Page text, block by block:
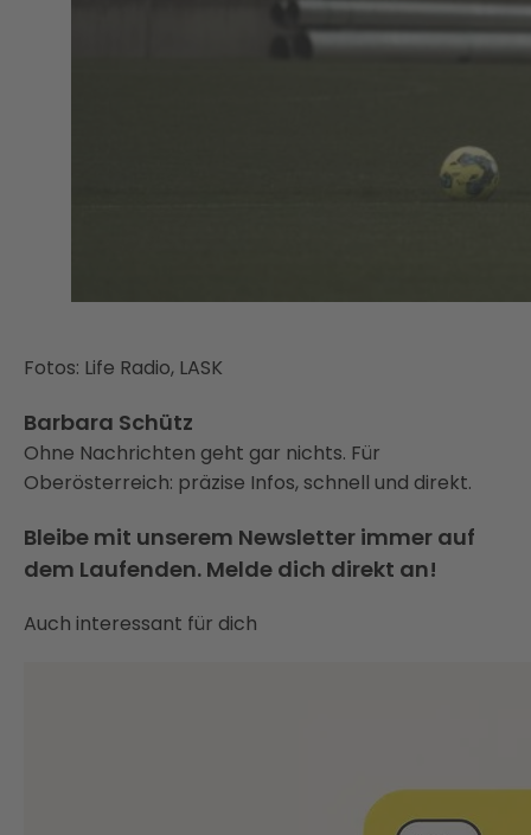
Fotos: Life Radio, LASK
Barbara Schütz
Ohne Nachrichten geht gar nichts. Für
Oberösterreich: präzise Infos, schnell und direkt.
Bleibe mit unserem Newsletter immer auf
dem Laufenden. Melde dich direkt an!
Auch interessant für dich